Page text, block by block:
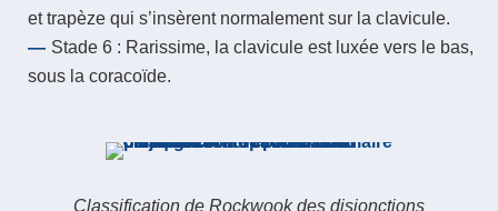
et trapèze qui s’insèrent normalement sur la clavicule.
Stade 6 : Rarissime, la clavicule est luxée vers le bas,
sous la coracoïde.
Classification de Rockwook des disjonctions